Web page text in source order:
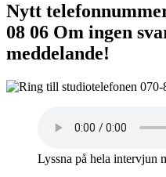
Nytt
08 06 Om ingen
meddelande!
Lyssna på hela intervjun